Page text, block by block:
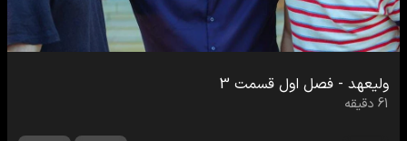
ولیعهد - فصل اول قسمت 3
61 دقیقه